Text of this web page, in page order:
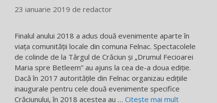
23 ianuarie 2019 de redactor
Finalul anului 2018 a adus două evenimente aparte în
viaţa comunităţii locale din comuna Felnac. Spectacolele
de colinde de la Târgul de Crăciun şi „Drumul Fecioarei
Maria spre Betleem” au ajuns la cea de-a doua ediţie.
Dacă în 2017 autorităţile din Felnac organizau ediţiile
inaugurale pentru cele două evenimente specifice
Crăciunului, în 2018 acestea au … Citește mai mult